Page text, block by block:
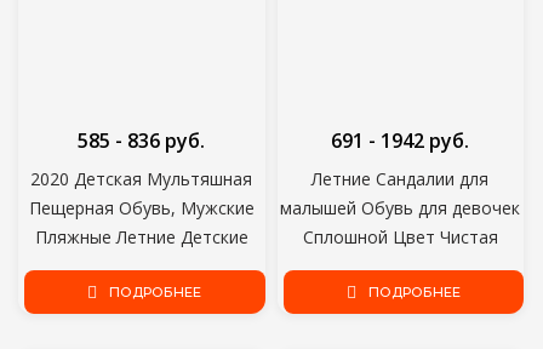
2020 Детская Мультяшная
Пещерная Обувь, Мужские
Пляжные Летние Детские
Тапочки для девочек,
Противоскользящее Мягкое
585 - 836 руб.
ПОДРОБНЕЕ
Летние Сандалии для
малышей Обувь для девочек
Сплошной Цвет Чистая
Ткань Дышащие Кроссовки
для мальчиков Детские
691 - 1942 руб.
ПОДРОБНЕЕ